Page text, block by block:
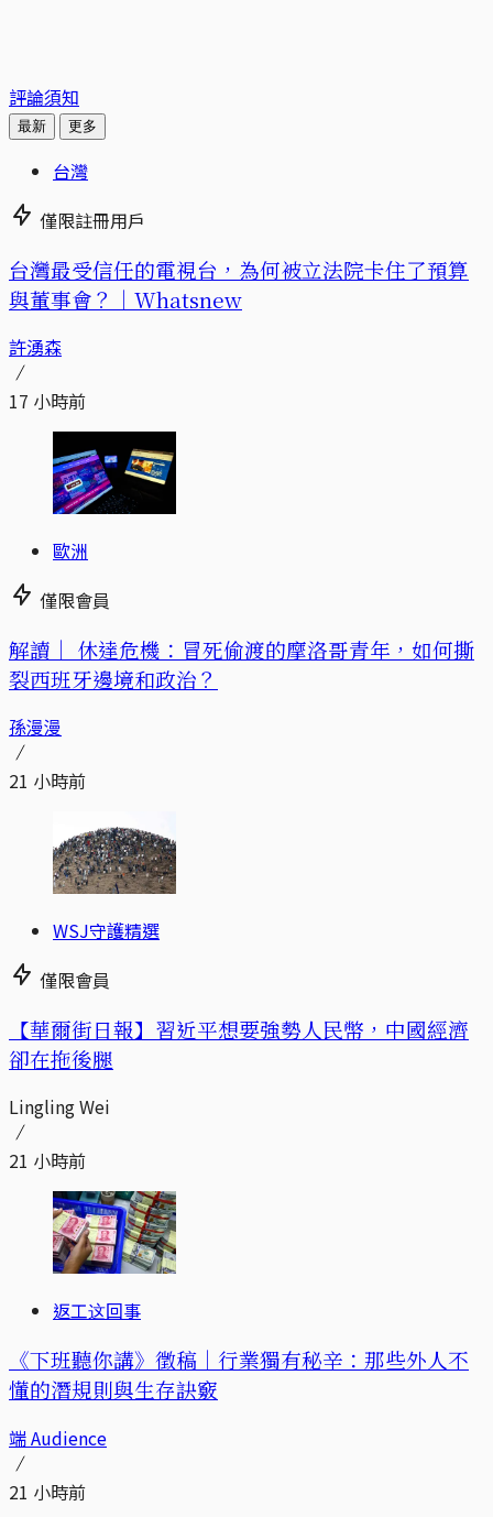
評論須知
最新 更多
台灣
僅限註冊用戶
台灣最受信任的電視台，為何被立法院卡住了預算
與董事會？｜Whatsnew
許湧森
17 小時前
歐洲
僅限會員
解讀｜ 休達危機：冒死偷渡的摩洛哥青年，如何撕
裂西班牙邊境和政治？
孫漫漫
21 小時前
WSJ守護精選
僅限會員
【華爾街日報】習近平想要強勢人民幣，中國經濟
卻在拖後腿
Lingling Wei
21 小時前
返工这回事
《下班聽你講》徵稿｜行業獨有秘辛：那些外人不
懂的潛規則與生存訣竅
端 Audience
21 小時前